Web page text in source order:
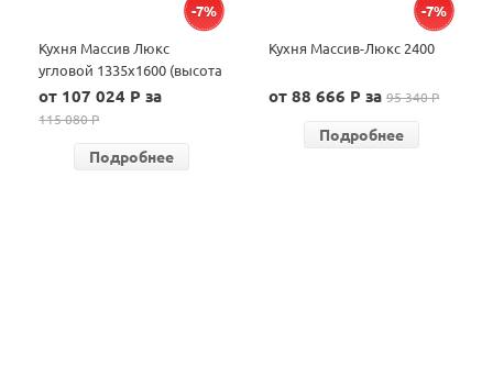
-7%
Кухня Массив Люкс
угловой 1335х1600 (высота
навесных шкафов 700)
от 107 024 P за
115 080 P
Подробнее
-7%
Кухня Массив-Люкс 2400
от 88 666 P за95 340 P
Подробнее